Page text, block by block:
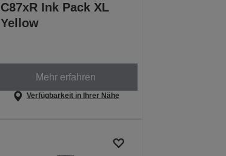
C87xR Ink Pack XL
Yellow
Mehr erfahren
Verfügbarkeit in Ihrer Nähe